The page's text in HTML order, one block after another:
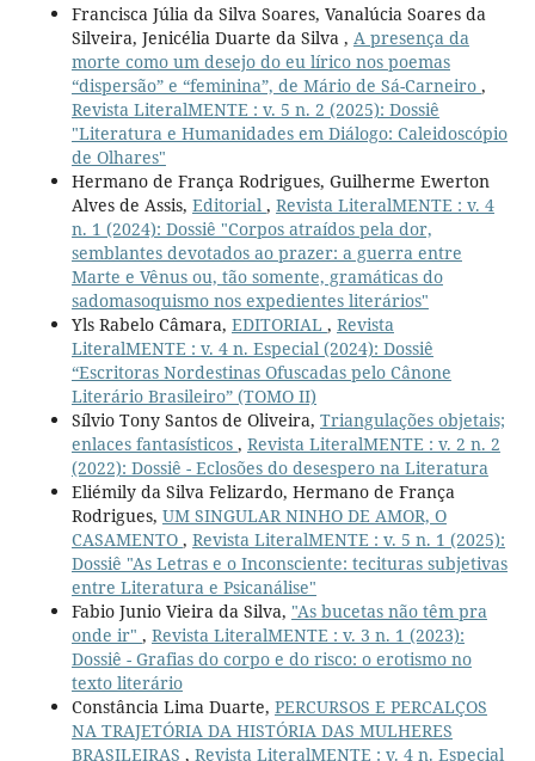
Francisca Júlia da Silva Soares, Vanalúcia Soares da
Silveira, Jenicélia Duarte da Silva , A presença da
morte como um desejo do eu lírico nos poemas
“dispersão” e “feminina”, de Mário de Sá-Carneiro ,
Revista LiteralMENTE : v. 5 n. 2 (2025): Dossiê
"Literatura e Humanidades em Diálogo: Caleidoscópio
de Olhares"
Hermano de França Rodrigues, Guilherme Ewerton
Alves de Assis, Editorial , Revista LiteralMENTE : v. 4
n. 1 (2024): Dossiê "Corpos atraídos pela dor,
semblantes devotados ao prazer: a guerra entre
Marte e Vênus ou, tão somente, gramáticas do
sadomasoquismo nos expedientes literários"
Yls Rabelo Câmara, EDITORIAL , Revista
LiteralMENTE : v. 4 n. Especial (2024): Dossiê
“Escritoras Nordestinas Ofuscadas pelo Cânone
Literário Brasileiro” (TOMO II)
Sílvio Tony Santos de Oliveira, Triangulações objetais;
enlaces fantasísticos , Revista LiteralMENTE : v. 2 n. 2
(2022): Dossiê - Eclosões do desespero na Literatura
Eliémily da Silva Felizardo, Hermano de França
Rodrigues, UM SINGULAR NINHO DE AMOR, O
CASAMENTO , Revista LiteralMENTE : v. 5 n. 1 (2025):
Dossiê "As Letras e o Inconsciente: tecituras subjetivas
entre Literatura e Psicanálise"
Fabio Junio Vieira da Silva, "As bucetas não têm pra
onde ir" , Revista LiteralMENTE : v. 3 n. 1 (2023):
Dossiê - Grafias do corpo e do risco: o erotismo no
texto literário
Constância Lima Duarte, PERCURSOS E PERCALÇOS
NA TRAJETÓRIA DA HISTÓRIA DAS MULHERES
BRASILEIRAS , Revista LiteralMENTE : v. 4 n. Especial